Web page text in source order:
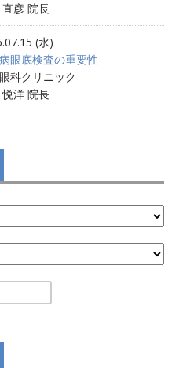
彦 院長
(水)
眼底検査の重要性
科クリニック
洋 院長